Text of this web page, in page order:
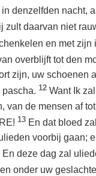
denzelfden nacht,
zult daarvan niet
en met zijn
overblijft tot den
zijn, uw schoenen
12 Want Ik
van de mensen af
13 En dat bloed
voorbij gaan;
En deze dag zal
onder uw